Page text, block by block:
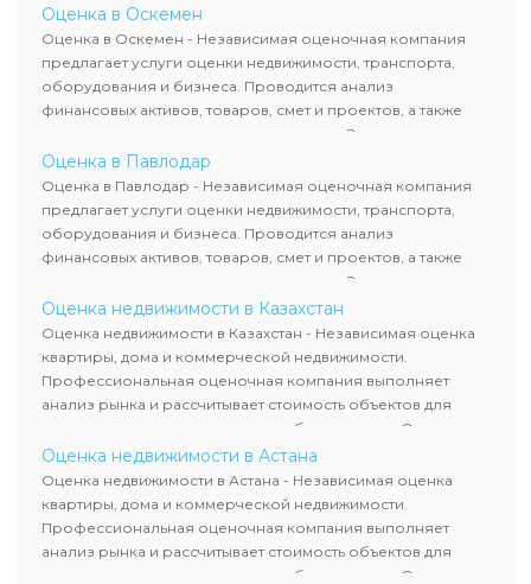
определяют рыночную стоимость имущества и
рассчитывают ущерб. Все отчеты соответствуют
требованиям законодательства и используются для
сделок, кредитования и судебных процессов.
Оценка в Оскемен
Оценка в Оскемен - Независимая оценочная компания
предлагает услуги оценки недвижимости, транспорта,
оборудования и бизнеса. Проводится анализ
финансовых активов, товаров, смет и проектов, а также
оценка животных и недропользования. Эксперты
определяют рыночную стоимость имущества и
рассчитывают ущерб. Все отчеты соответствуют
требованиям законодательства и используются для
сделок, кредитования и судебных процессов.
Оценка в Павлодар
Оценка в Павлодар - Независимая оценочная компания
предлагает услуги оценки недвижимости, транспорта,
оборудования и бизнеса. Проводится анализ
финансовых активов, товаров, смет и проектов, а также
оценка животных и недропользования. Эксперты
определяют рыночную стоимость имущества и
рассчитывают ущерб. Все отчеты соответствуют
требованиям законодательства и используются для
сделок, кредитования и судебных процессов.
Оценка недвижимости в Казахстан
Оценка недвижимости в Казахстан - Независимая оценка
квартиры, дома и коммерческой недвижимости.
Профессиональная оценочная компания выполняет
анализ рынка и рассчитывает стоимость объектов для
продажи, ипотеки, аренды и судебных споров. Оценка
недвижимости включает современные методы и
гарантирует объективные результаты. Отчеты
используются для банков, судов и страховых компаний по
всему Казахстану.
Оценка недвижимости в Астана
Оценка недвижимости в Астана - Независимая оценка
квартиры, дома и коммерческой недвижимости.
Профессиональная оценочная компания выполняет
анализ рынка и рассчитывает стоимость объектов для
продажи, ипотеки, аренды и судебных споров. Оценка